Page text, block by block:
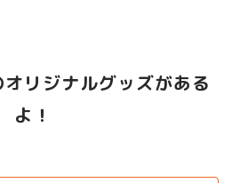
リジナルグッズがある
よ！